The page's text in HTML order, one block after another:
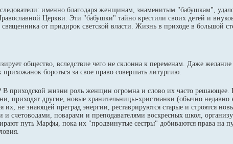
именно благодаря женщинам, знаменитым "бабушкам",
Церкви. Эти "бабушки" тайно крестили своих детей и
от придирок светской власти. Жизнь в приходе в большой
общество, вследствие чего не склонна к переменам. Даже
бороться за свое право совершать литургию.
В приходской жизни роль женщин огромна и слово их часто
приходят другие, новые хранительницы-христианки (обычно
не знающей преград энергии, реставрируются старые и строятся
и счетоводами, поварами и преподавателями воскресных школ,
путь Марфы, пока их "продвинутые сестры" добиваются права на